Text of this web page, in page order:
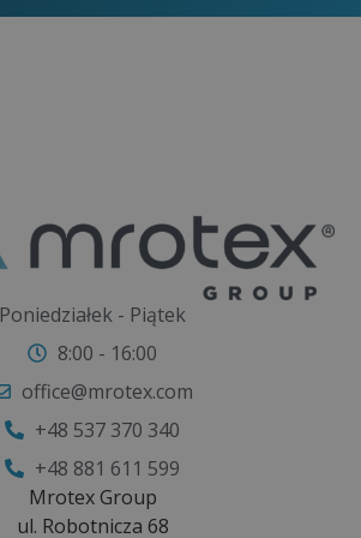
Poniedziałek - Piątek
8:00 - 16:00
office@mrotex.com
+48 537 370 340
+48 881 611 599
Mrotex Group
ul. Robotnicza 68